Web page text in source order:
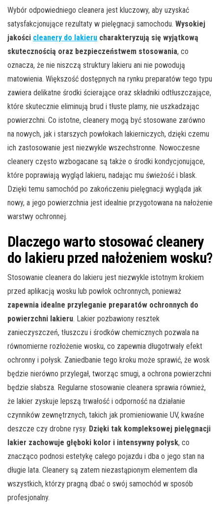
Wybór odpowiedniego cleanera jest kluczowy, aby uzyskać
satysfakcjonujące rezultaty w pielęgnacji samochodu. Wysokiej
jakości cleanery do lakieru charakteryzują się wyjątkową
skutecznością oraz bezpieczeństwem stosowania, co
oznacza, że nie niszczą struktury lakieru ani nie powodują
matowienia. Większość dostępnych na rynku preparatów tego typu
zawiera delikatne środki ścierające oraz składniki odtłuszczające,
które skutecznie eliminują brud i tłuste plamy, nie uszkadzając
powierzchni. Co istotne, cleanery mogą być stosowane zarówno
na nowych, jak i starszych powłokach lakierniczych, dzięki czemu
ich zastosowanie jest niezwykle wszechstronne. Nowoczesne
cleanery często wzbogacane są także o środki kondycjonujące,
które poprawiają wygląd lakieru, nadając mu świeżość i blask.
Dzięki temu samochód po zakończeniu pielęgnacji wygląda jak
nowy, a jego powierzchnia jest idealnie przygotowana na nałożenie
warstwy ochronnej.
Dlaczego warto stosować cleanery
do lakieru przed nałożeniem wosku?
Stosowanie cleanera do lakieru jest niezwykle istotnym krokiem
przed aplikacją wosku lub powłok ochronnych, ponieważ
zapewnia idealne przyleganie preparatów ochronnych do
powierzchni lakieru. Lakier pozbawiony resztek
zanieczyszczeń, tłuszczu i środków chemicznych pozwala na
równomierne rozłożenie wosku, co zapewnia długotrwały efekt
ochronny i połysk. Zaniedbanie tego kroku może sprawić, że wosk
będzie nierówno przylegał, tworząc smugi, a ochrona powierzchni
będzie słabsza. Regularne stosowanie cleanera sprawia również,
że lakier zyskuje lepszą trwałość i odporność na działanie
czynników zewnętrznych, takich jak promieniowanie UV, kwaśne
deszcze czy drobne rysy. Dzięki tak kompleksowej pielęgnacji
lakier zachowuje głęboki kolor i intensywny połysk, co
znacząco podnosi estetykę całego pojazdu i dba o jego stan na
długie lata. Cleanery są zatem niezastąpionym elementem dla
wszystkich, którzy pragną dbać o swój samochód w sposób
profesjonalny.